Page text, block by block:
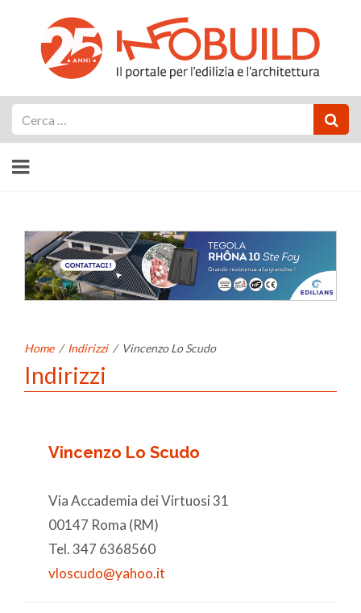
Home / Indirizzi / Vincenzo Lo Scudo
Indirizzi
Vincenzo Lo Scudo
Via Accademia dei Virtuosi 31
00147 Roma (RM)
Tel. 347 6368560
vloscudo@yahoo.it